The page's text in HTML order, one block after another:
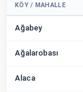
KÖY / MAHALLE
Ağabey
Ağalarobası
Alaca